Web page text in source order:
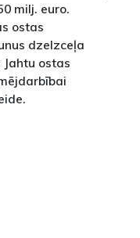
milj. euro.
ostas
dzelzceļa
ostas